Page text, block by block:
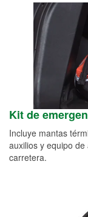
Kit de
Incluye mantas
auxilios y equipo
carretera.